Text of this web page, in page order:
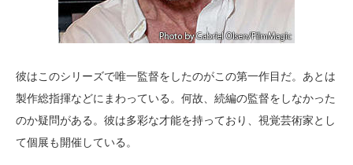
彼はこのシリーズで唯一監督をしたのがこの第一作目だ。あとは
製作総指揮などにまわっている。何故、続編の監督をしなかった
のか疑問がある。彼は多彩な才能を持っており、視覚芸術家とし
て個展も開催している。